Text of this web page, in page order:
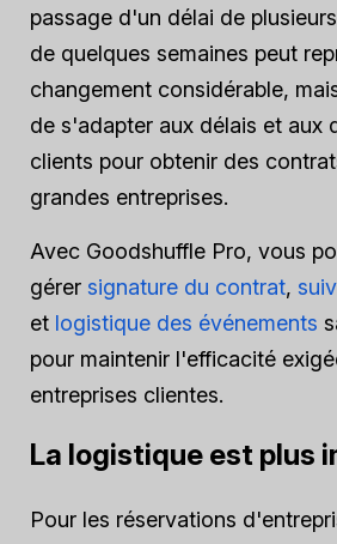
passage d'un délai de
de quelques semaines peut
changement considérable,
de s'adapter aux délais et aux
clients pour obtenir des
grandes entreprises.
Avec Goodshuffle Pro, vous
gérer signature du contrat,
et logistique des événements
pour maintenir l'efficacité
entreprises clientes.
La logistique est plus
Pour les réservations